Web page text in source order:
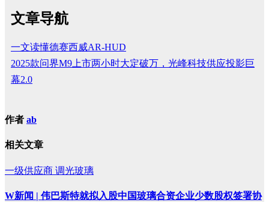
文章导航
一文读懂德赛西威AR-HUD
2025款问界M9上市两小时大定破万，光峰科技供应投影巨
幕2.0
作者 ab
相关文章
一级供应商 调光玻璃
W新闻 | 伟巴斯特就拟入股中国玻璃合资企业少数股权签署协